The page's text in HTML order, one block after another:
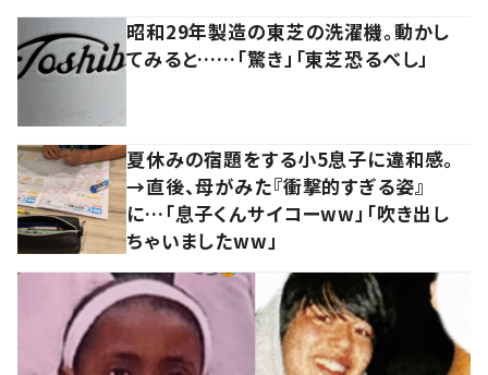
昭和29年製造の東芝の洗濯機。動かし
てみると……「驚き」「東芝恐るべし」
夏休みの宿題をする小5息子に違和感。
→直後、母がみた『衝撃的すぎる姿』
に…「息子くんサイコーww」「吹き出し
ちゃいましたww」